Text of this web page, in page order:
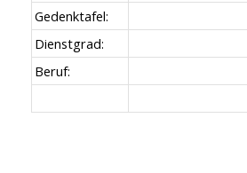
Gedenktafel:
Dienstgrad:
Beruf: